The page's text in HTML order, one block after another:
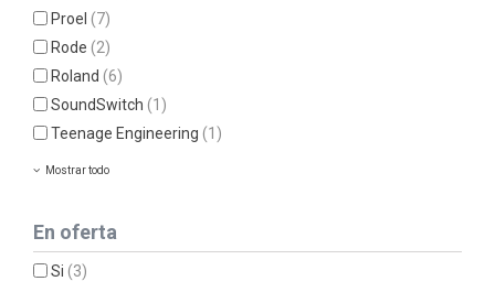
Proel(7)
Rode(2)
Roland(6)
SoundSwitch(1)
Teenage Engineering(1)
Mostrar todo
En oferta
Si(3)